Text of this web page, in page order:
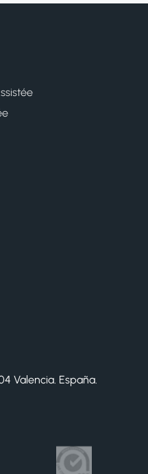
Valencia. España.